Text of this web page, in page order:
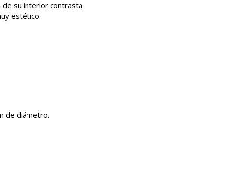
de su interior contrasta
estético.
de diámetro.